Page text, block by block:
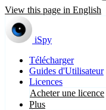
View this page in English
iSpy
Télécharger
Guides d'Utilisateur
Licences
Acheter une licence
Plus